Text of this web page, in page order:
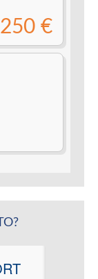
250 €